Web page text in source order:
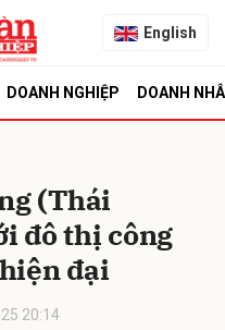
English
DOANH NGHIỆP DOANH
(Thái
đô thị công
đại
20:14